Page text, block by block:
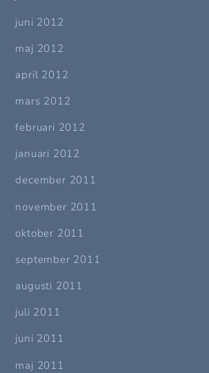
juni 2012
maj 2012
april 2012
mars 2012
februari 2012
januari 2012
december 2011
november 2011
oktober 2011
september 2011
augusti 2011
juli 2011
juni 2011
maj 2011